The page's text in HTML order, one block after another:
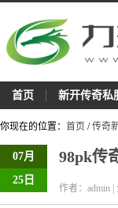
首页 新开传奇私
你现在的位置： 首页 /传奇
07月
25日
98pk传
作者：admin |